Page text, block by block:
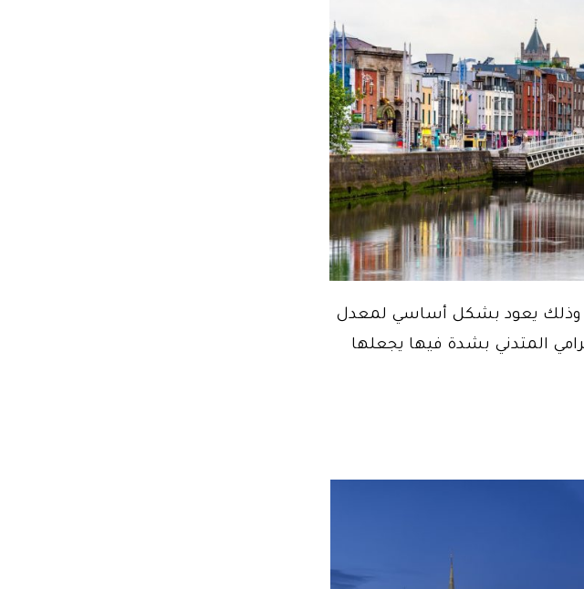
تعدّ إيرلندا من أفضل الأماكن للعيش عام 2021 وذلك يعود بشكل أساسي لمعدل
المتدني بشدة فيها يجعلها